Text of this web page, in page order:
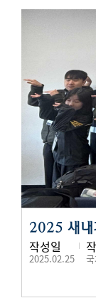
2025 새내
작성일
2025.02.25